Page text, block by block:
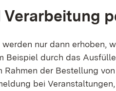
Verarbeitung
nur dann erhoben,
Beispiel durch das
Rahmen der Bestellung
bei